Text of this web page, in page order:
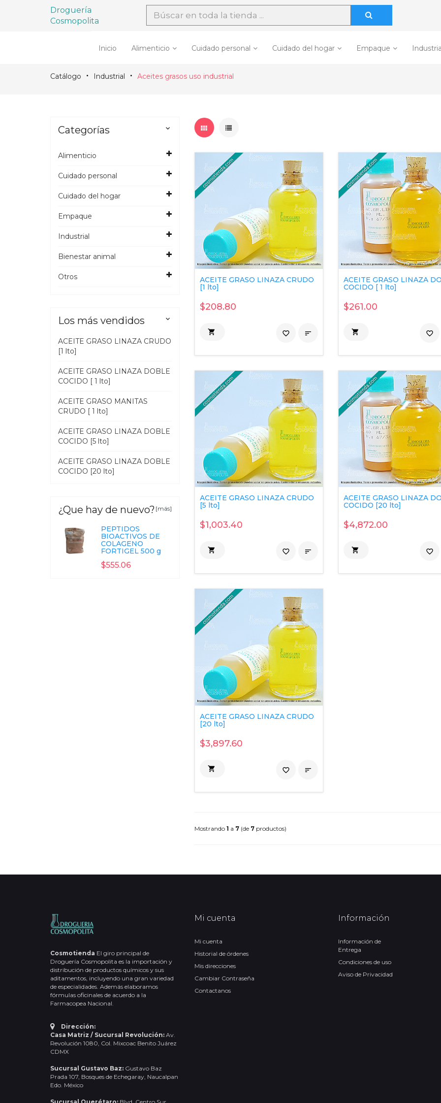
Droguería
Cosmopolita
Inicio Alimenticio Cuidado personal Cuidado del hogar Empaque
Catálogo Industrial Aceites grasos uso industrial
ACEITE GRASO LINAZA CRUDO
[1 lto]
$208.80
 
favorite_border
ACEITE GRASO LINAZA
COCIDO [ 1 lto]
$261.00
 favorite_border
ACEITE GRASO LINAZA CRUDO
[5 lto]
$1,003.40
 
favorite_border
ACEITE GRASO LINAZA
COCIDO [20 lto]
$4,872.00
 favorite_border
ACEITE GRASO LINAZA CRUDO
[20 lto]
$3,897.60
 
favorite_border
Mostrando 1 a 7(de 7productos)
Categorías 
Alimenticio
Cuidado personal
Cuidado del hogar
Empaque
Industrial
Bienestar animal
Otros
Los más vendidos 
ACEITE GRASO LINAZA CRUDO
[1 lto]
ACEITE GRASO LINAZA DOBLE
COCIDO [ 1 lto]
ACEITE GRASO MANITAS
CRUDO [ 1 lto]
ACEITE GRASO LINAZA DOBLE
COCIDO [5 lto]
ACEITE GRASO LINAZA DOBLE
COCIDO [20 lto]
¿Que hay de nuevo? [más]
PEPTIDOS
BIOACTIVOS DE
COLAGENO
FORTIGEL 500 g
$555.06
Cosmotienda El giro principal de
Droguería Cosmopolita es la importación y
distribución de productos químicos y sus
aditamentos, incluyendo una gran variedad
de especialidades. Además elaboramos
fórmulas oficinales de acuerdo a la
Farmacopea Nacional.
Dirección:
Casa Matriz / Sucursal Revolución: Av.
Revolución 1080, Col. Mixcoac Benito Juárez
CDMX
Sucursal Gustavo Baz: Gustavo Baz
Prada 107, Bosques de Echegaray, Naucalpan
Edo. México
Mi cuenta
Mi cuenta
Historial de órdenes
Mis direcciones
Cambiar Contraseña
Contactanos
Información
Información de
Entrega
Condiciones de uso
Aviso de Privacidad